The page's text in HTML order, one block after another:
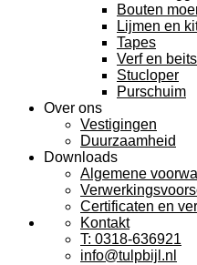
Bouten
Lijmen en
Tapes
Verf en
Stucloper
Purschuim
Over ons
Vestigingen
Duurzaamheid
Downloads
Algemene
Certificaten en
Kontakt
T: 0318-636921
info@tulpbijl.nl